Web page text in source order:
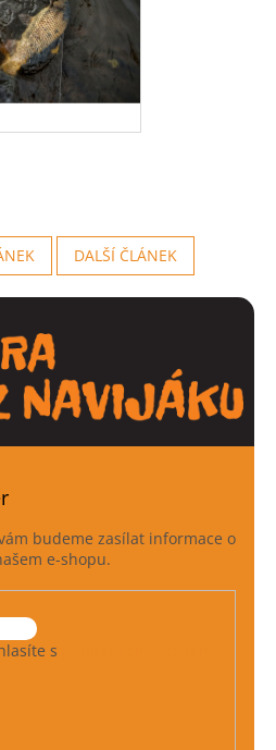
DALŠÍ ČLÁNEK
budeme zasílat informace o
e-shopu.
s